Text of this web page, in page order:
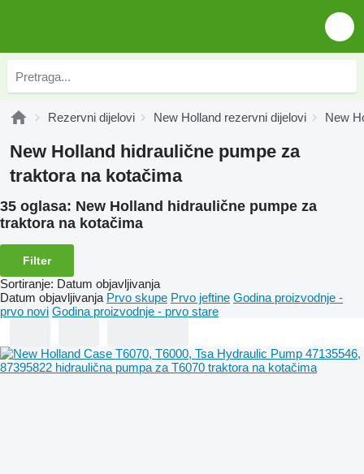
Rezervni dijelovi New Holland rezervni dijelovi New
New Holland hidraulične pumpe za
traktora na kotačima
35 oglasa: New Holland hidraulične pumpe za
traktora na kotačima
Filter
Sortiranje: Datum objavljivanja
Datum objavljivanja Prvo skupe Prvo jeftine Godina proizvodnje -
prvo novi Godina proizvodnje - prvo stare